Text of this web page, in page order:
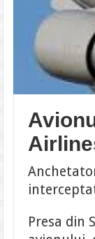
Presa din